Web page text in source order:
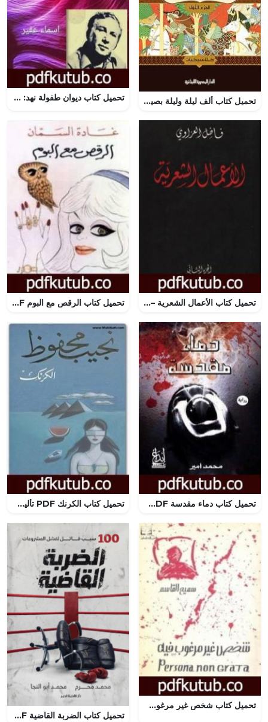
تحميل كتاب ألف ليلة وليلة بصيغة PDF مجانا من مجمع التراث العربي تحميل كتاب ديوان طفولة نهد: ج1 للشاعر نزار قباني PDF تأليف أسماء عفير مجانا [كامل]
تحميل كتاب الأعمال الشعرية – فاضل العزاوي – الجزء الثاني PDF تأليف فاضل العزاوي مجانا [كامل] تحميل كتاب الرقص مع البوم PDF تأليف غادة السمان مجانا [كامل]
تحميل كتاب دماء مقدسة PDF تأليف محمد أمير مجانا [كامل] تحميل كتاب الكرنك PDF تأليف نجيب محفوظ مجانا [كامل]
تحميل كتاب شخص غير مرغوب فيه PDF تأليف سميح القاسم مجانا [كامل]
تحميل كتاب الضربة القاضية PDF محمد محرم مجانا برابط مباشر